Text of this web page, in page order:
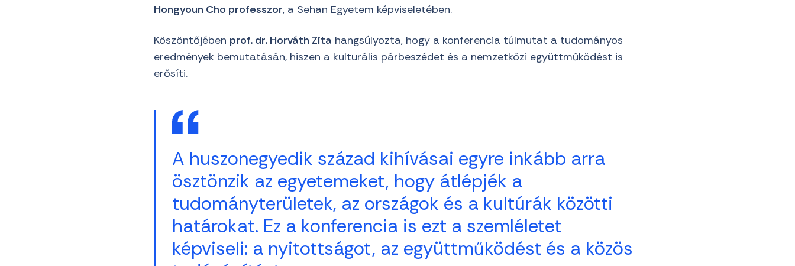
Hongyoun Cho professzor, a Sehan Egyetem képviseletében.
Köszöntőjében prof. dr. Horváth Zita hangsúlyozta, hogy a konferencia túlmutat a tudományos
eredmények bemutatásán, hiszen a kulturális párbeszédet és a nemzetközi együttműködést is
erősíti.
A huszonegyedik század kihívásai egyre inkább arra
ösztönzik az egyetemeket, hogy átlépjék a
tudományterületek, az országok és a kultúrák közötti
határokat. Ez a konferencia is ezt a szemléletet
képviseli: a nyitottságot, az együttműködést és a közös